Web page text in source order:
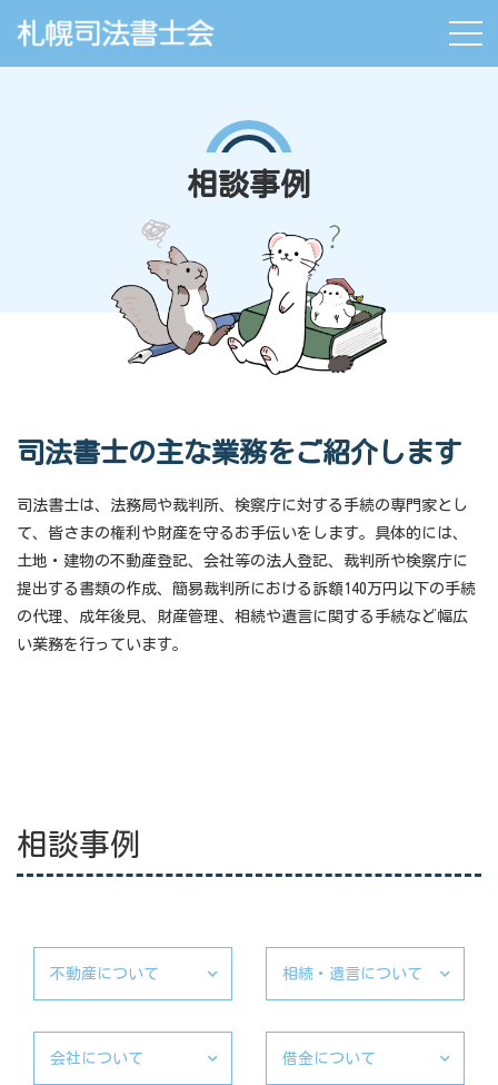
相談事例
司法書士の主な業務をご紹介します
司法書士は、法務局や裁判所、検察庁に対する手続の専門家とし
て、皆さまの権利や財産を守るお手伝いをします。具体的には、
土地・建物の不動産登記、会社等の法人登記、裁判所や検察庁に
提出する書類の作成、簡易裁判所における訴額140万円以下の手続
の代理、成年後見、財産管理、相続や遺言に関する手続など幅広
い業務を行っています。
相談事例
不動産について 相続・遺言について
会社について 借金について